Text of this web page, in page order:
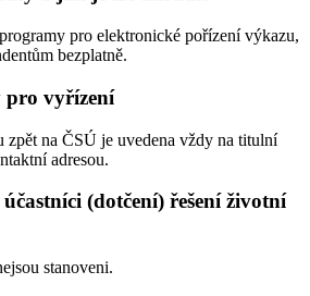
pro elektronické pořízení výkazu,
bezplatně.
pro vyřízení
zpět na ČSÚ je uvedena vždy na titulní
adresou.
(dotčení) řešení životní
stanoveni.